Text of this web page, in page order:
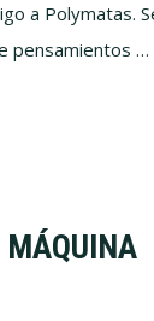
a Polymatas.
pensamientos …
MÁQUINA